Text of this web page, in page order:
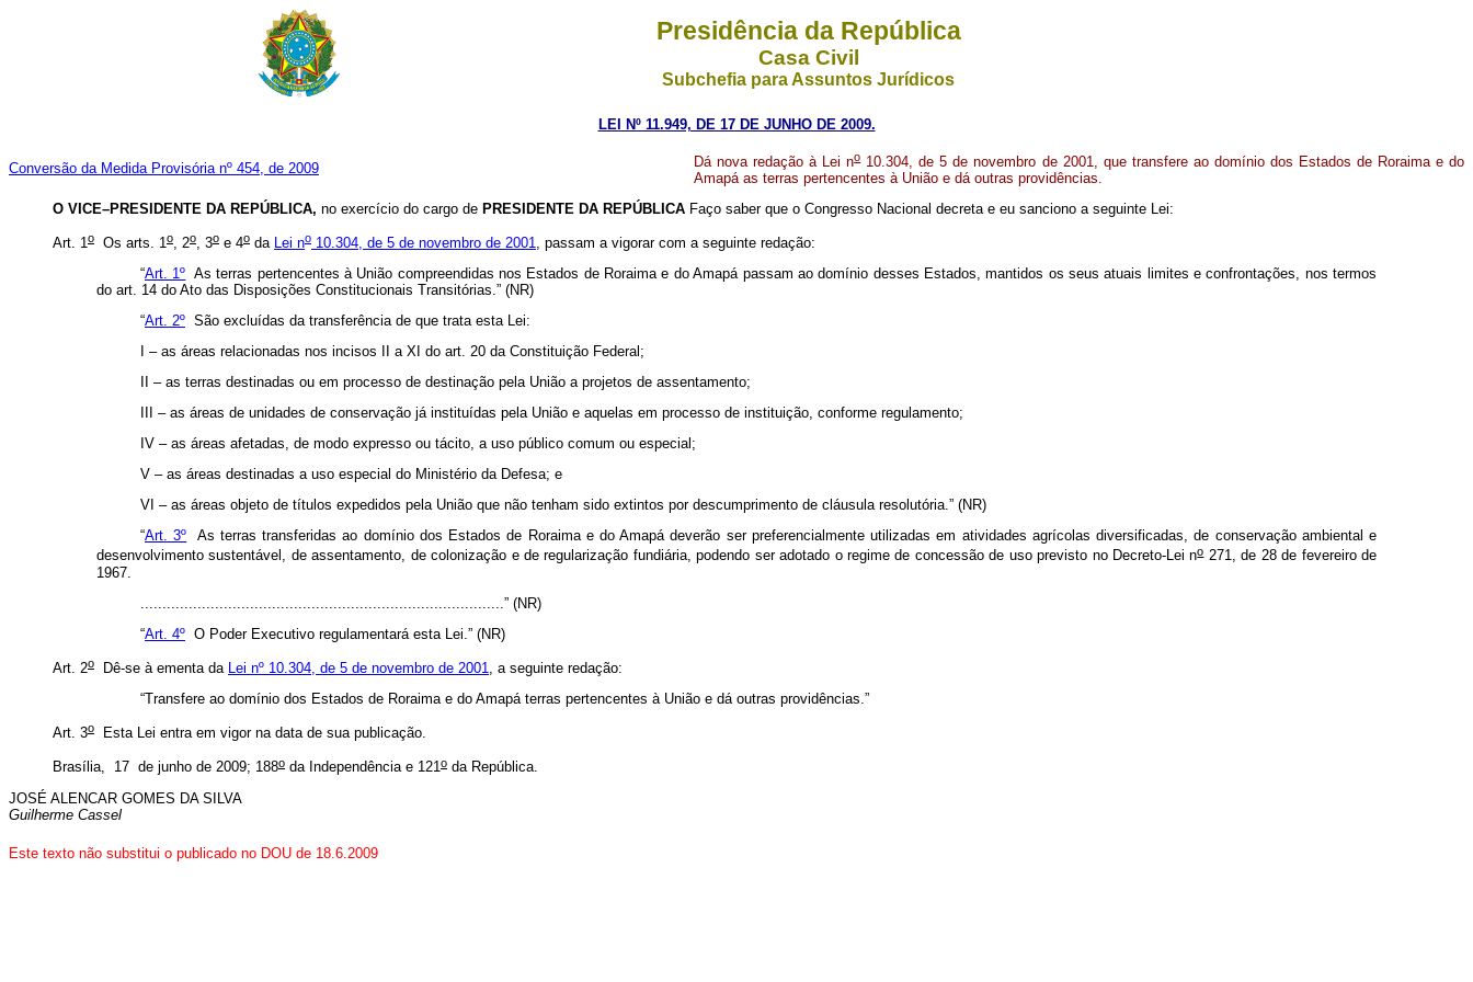
Presidência da República
Casa Civil
Subchefia para Assuntos Jurídicos
LEI Nº 11.949, DE 17 DE JUNHO DE 2009.
Conversão da Medida Provisória nº 454, de 2009 Dá nova redação à Lei no10.304, de 5 de novembro de 2001, que transfere ao domínio dos Estados de Roraima e do
Amapá as terras pertencentes à União e dá outras providências.
O VICE–PRESIDENTE DA REPÚBLICA, no exercício do cargo de PRESIDENTE DA REPÚBLICA Faço saber que o Congresso Nacional decreta e eu sanciono a seguinte Lei:
Art. 1o Os arts. 1o, 2o, 3o e 4o da Lei no 10.304, de 5 de novembro de 2001, passam a vigorar com a seguinte redação:
“Art. 1º As terras pertencentes à União compreendidas nos Estados de Roraima e do Amapá passam ao domínio desses Estados, mantidos os seus atuais limites e confrontações, nos termos
do art. 14 do Ato das Disposições Constitucionais Transitórias.” (NR)
“Art. 2º São excluídas da transferência de que trata esta Lei:
I – as áreas relacionadas nos incisos II a XI do art. 20 da Constituição Federal;
II – as terras destinadas ou em processo de destinação pela União a projetos de assentamento;
III – as áreas de unidades de conservação já instituídas pela União e aquelas em processo de instituição, conforme regulamento;
IV – as áreas afetadas, de modo expresso ou tácito, a uso público comum ou especial;
V – as áreas destinadas a uso especial do Ministério da Defesa; e
VI – as áreas objeto de títulos expedidos pela União que não tenham sido extintos por descumprimento de cláusula resolutória.” (NR)
“Art. 3º As terras transferidas ao domínio dos Estados de Roraima e do Amapá deverão ser preferencialmente utilizadas em atividades agrícolas diversificadas, de conservação ambiental e
desenvolvimento sustentável, de assentamento, de colonização e de regularização fundiária, podendo ser adotado o regime de concessão de uso previsto no Decreto-Lei no271, de 28 de fevereiro de
1967.
...................................................................................” (NR)
“Art. 4º O Poder Executivo regulamentará esta Lei.” (NR)
Art. 2o Dê-se à ementa da Lei nº 10.304, de 5 de novembro de 2001
, a seguinte redação:
“Transfere ao domínio dos Estados de Roraima e do Amapá terras pertencentes à União e dá outras providências.”
Art. 3o Esta Lei entra em vigor na data de sua publicação.
Brasília, 17 de junho de 2009; 188o da Independência e 121o da República.
JOSÉ ALENCAR GOMES DA SILVA
Guilherme Cassel
Este texto não substitui o publicado no DOU de 18.6.2009